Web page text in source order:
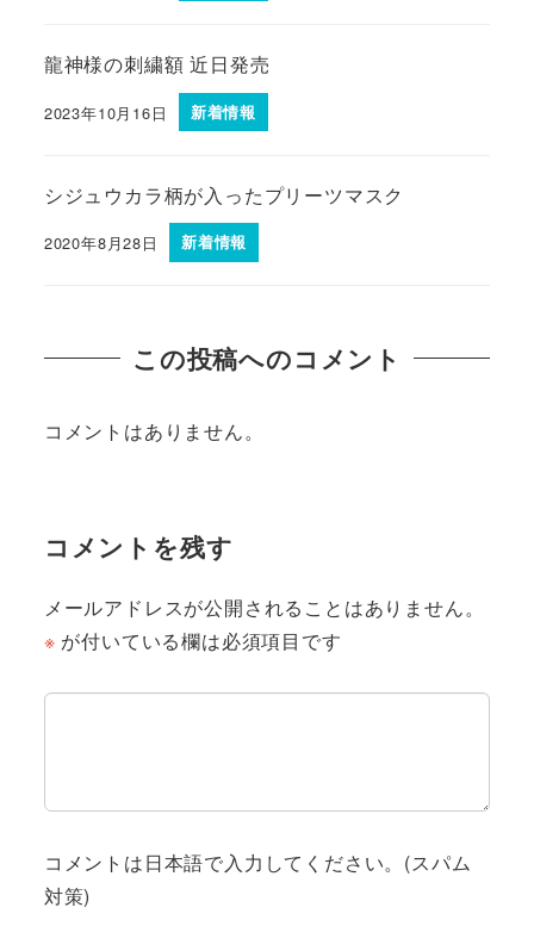
龍神様の刺繍額 近日発売
2023年10月16日 新着情報
シジュウカラ柄が入ったプリーツマスク
2020年8月28日 新着情報
この投稿へのコメント
コメントはありません。
コメントを残す
メールアドレスが公開されることはありません。
※ が付いている欄は必須項目です
コメントは日本語で入力してください。(スパム
対策)